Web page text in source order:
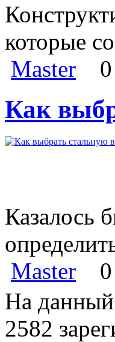
которые
Master
Как
Казалось
Master
На данный
2582